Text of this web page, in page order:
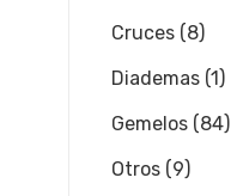
Cruces (8)
Diademas (1)
Gemelos (84)
Otros (9)